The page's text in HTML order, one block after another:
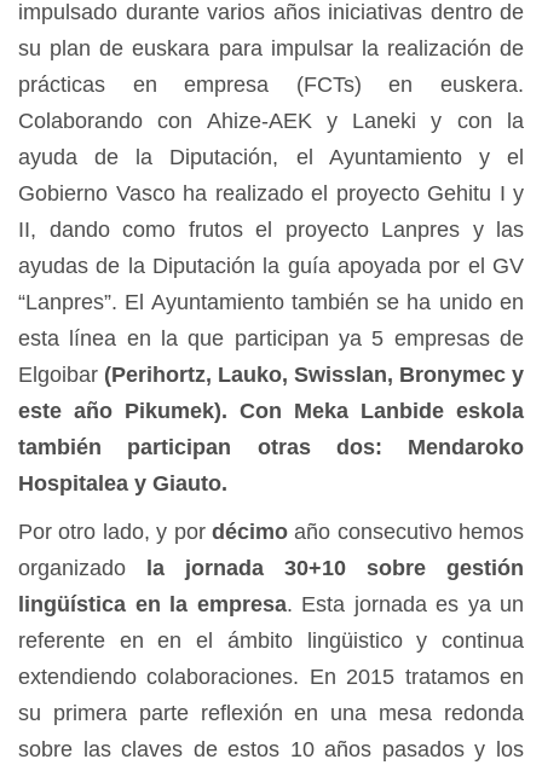
impulsado durante varios años iniciativas dentro de
su plan de euskara para impulsar la realización de
prácticas en empresa (FCTs) en euskera.
Colaborando con Ahize-AEK y Laneki y con la
ayuda de la Diputación, el Ayuntamiento y el
Gobierno Vasco ha realizado el proyecto Gehitu I y
II, dando como frutos el proyecto Lanpres y las
ayudas de la Diputación la guía apoyada por el GV
“Lanpres”. El Ayuntamiento también se ha unido en
esta línea en la que participan ya 5 empresas de
Elgoibar (Perihortz, Lauko, Swisslan, Bronymec y
este año Pikumek). Con Meka Lanbide eskola
también participan otras dos: Mendaroko
Hospitalea y Giauto.
Por otro lado, y por décimoaño consecutivo hemos
organizado
la jornada 30+10 sobre gestión
lingüística en la empresa. Esta jornada es ya un
referente en en el ámbito lingüistico y continua
extendiendo colaboraciones. En 2015 tratamos en
su primera parte reflexión en una mesa redonda
sobre las claves de estos 10 años pasados y los